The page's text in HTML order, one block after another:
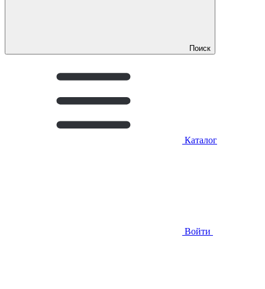
Поиск
Каталог
Войти